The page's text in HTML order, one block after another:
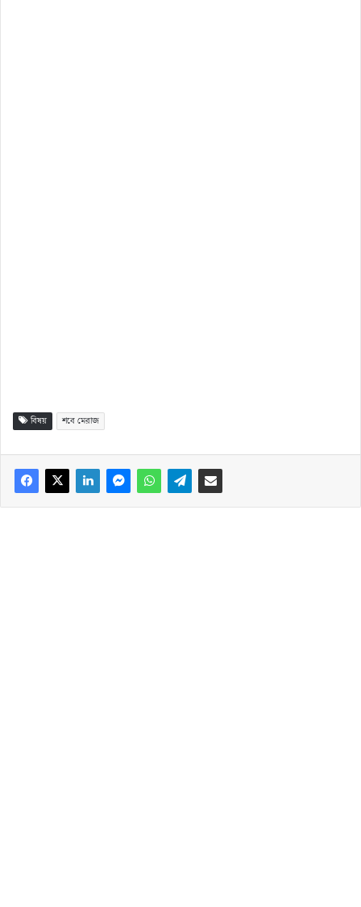
বিষয় শবে মেরাজ